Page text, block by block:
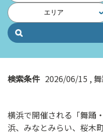
他
ペ
の
ク
エリア
検索条件 2026/06/15
横浜で開催される「舞踊
浜、みなとみらい、桜木